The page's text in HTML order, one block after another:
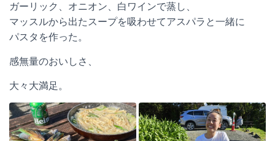
ガーリック、オニオン、白ワインで蒸し、
マッスルから出たスープを吸わせてアスパラと一緒に
パスタを作った。
感無量のおいしさ、
大々大満足。